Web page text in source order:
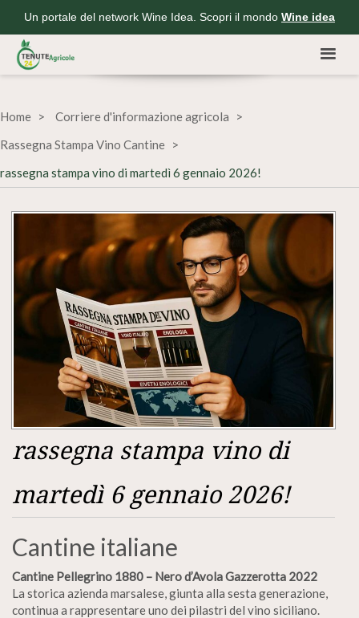
Un portale del network Wine Idea. Scopri il mondo Wine idea
Home
Corriere d'informazione agricola
Rassegna Stampa Vino Cantine
rassegna stampa vino di martedì 6 gennaio 2026!
rassegna stampa vino di
martedì 6 gennaio 2026!
Cantine italiane
Cantine Pellegrino 1880 – Nero d’Avola Gazzerotta 2022
La storica azienda marsalese, giunta alla sesta generazione,
continua a rappresentare uno dei pilastri del vino siciliano.